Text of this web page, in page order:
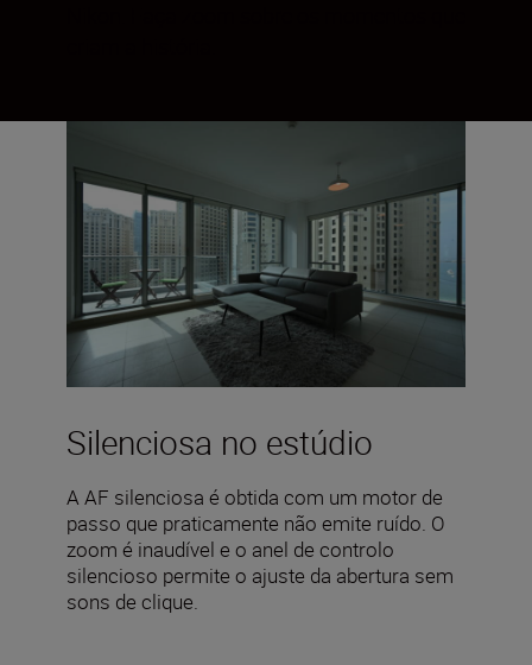
Silenciosa no estúdio
A AF silenciosa é obtida com um motor de
passo que praticamente não emite ruído. O
zoom é inaudível e o anel de controlo
silencioso permite o ajuste da abertura sem
sons de clique.